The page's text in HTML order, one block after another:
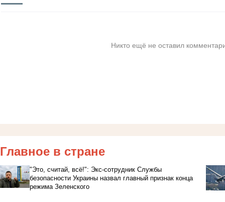
Никто ещё не оставил
Главное в стране
"Это, считай, всё!": Экс-сотрудник Службы
безопасности Украины назвал главный признак конца
режима Зеленского